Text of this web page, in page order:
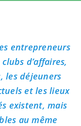
entrepreneurs
d’affaires,
les déjeuners
et les lieux
existent, mais
au même